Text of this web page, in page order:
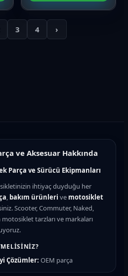
3 4 ›
ve Aksesuar Hakkında
Parça ve Sürücü Ekipmanları
ihtiyaç duyduğu her
, bakım ürünleri ve motosiklet
Scooter, Commuter, Naked,
tarzları ve markaları
Çözümler: OEM parça